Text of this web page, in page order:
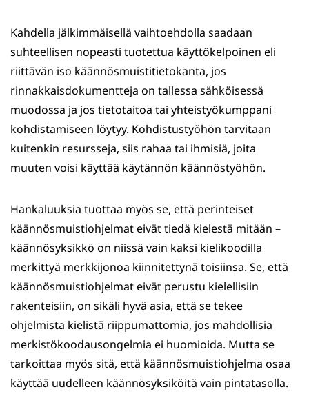
Kahdella jälkimmäisellä vaihtoehdolla saadaan
suhteellisen nopeasti tuotettua käyttökelpoinen eli
riittävän iso käännösmuistitietokanta, jos
rinnakkaisdokumentteja on tallessa sähköisessä
muodossa ja jos tietotaitoa tai yhteistyökumppani
kohdistamiseen löytyy. Kohdistustyöhön tarvitaan
kuitenkin resursseja, siis rahaa tai ihmisiä, joita
muuten voisi käyttää käytännön käännöstyöhön.
Hankaluuksia tuottaa myös se, että perinteiset
käännösmuistiohjelmat eivät tiedä kielestä mitään –
käännösyksikkö on niissä vain kaksi kielikoodilla
merkittyä merkkijonoa kiinnitettynä toisiinsa. Se, että
käännösmuistiohjelmat eivät perustu kielellisiin
rakenteisiin, on sikäli hyvä asia, että se tekee
ohjelmista kielistä riippumattomia, jos mahdollisia
merkistökoodausongelmia ei huomioida. Mutta se
tarkoittaa myös sitä, että käännösmuistiohjelma osaa
käyttää uudelleen käännösyksiköitä vain pintatasolla.